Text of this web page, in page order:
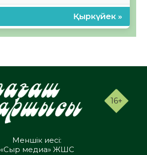
Қыркүйек »
16+
Меншік иесі:
«Сыр медиа» ЖШС